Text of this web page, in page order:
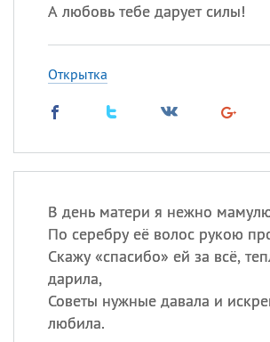
А любовь тебе дарует силы!
Открытка
В день матери я нежно
По серебру её волос рукою
Скажу «спасибо» ей за всё,
дарила,
Советы нужные давала и
любила.